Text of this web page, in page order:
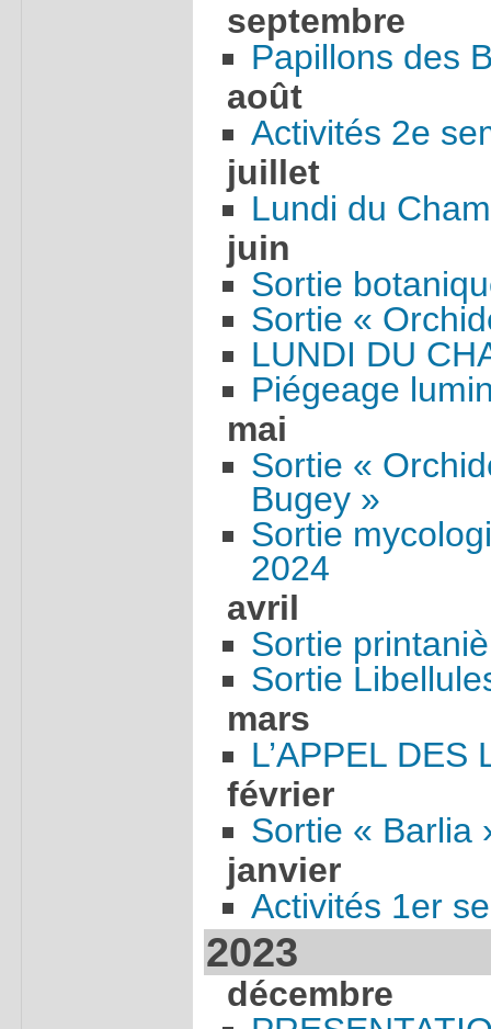
septembre
Papillons des
août
Activités 2e
juillet
Lundi du
juin
Sortie
Sortie «
LUNDI DU
Piégeage
mai
Sortie «
Bugey »
Sortie
2024
avril
Sortie
Sortie
mars
L’APPEL DES
février
Sortie « Barlia
janvier
Activités 1er
2023
décembre